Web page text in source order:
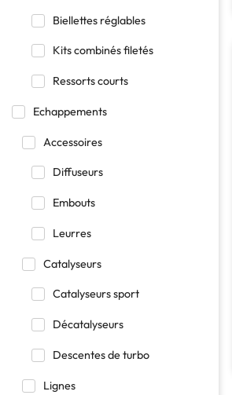
Biellettes réglables
Kits combinés filetés
Ressorts courts
Echappements
Accessoires
Diffuseurs
Embouts
Leurres
Catalyseurs
Catalyseurs sport
Décatalyseurs
Descentes de turbo
Lignes